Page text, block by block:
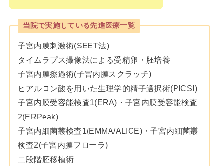
当院で実施している先進医療一覧
子宮内膜刺激術(SEET法)
タイムラプス撮像法による受精卵・胚培養
子宮内膜擦過術(子宮内膜スクラッチ)
ヒアルロン酸を用いた生理学的精子選択術(PICSI)
子宮内膜受容能検査1(ERA)・子宮内膜受容能検査
2(ERPeak)
子宮内細菌叢検査1(EMMA/ALICE)・子宮内細菌叢
検査2(子宮内膜フローラ)
二段階胚移植術